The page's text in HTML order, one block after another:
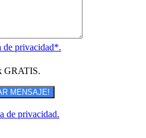
de privacidad*.
GRATIS.
de privacidad.